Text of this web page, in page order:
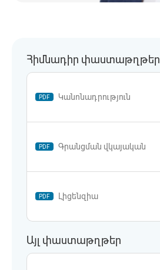
Հիմնադիր փաստաթղթեր
PDF Կանոնադրություն
PDF Գրանցման վկայական
PDF Լիցենզիա
Այլ փաստաթղթեր